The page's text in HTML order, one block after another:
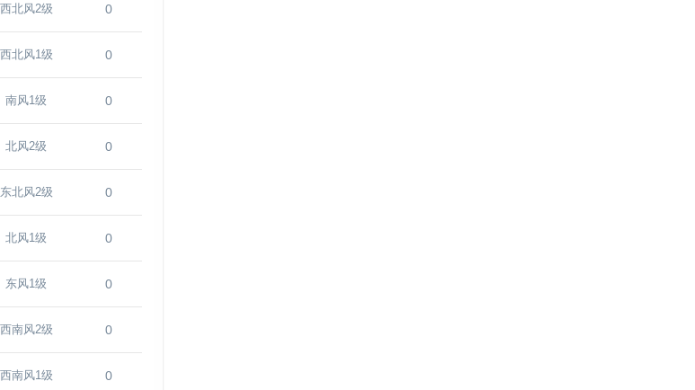
西北风2级 0
西北风1级 0
南风1级 0
北风2级 0
东北风2级 0
北风1级 0
东风1级 0
西南风2级 0
西南风1级 0